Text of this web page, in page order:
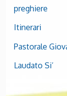
preghiere
Itinerari
Pastorale
Laudato Si’